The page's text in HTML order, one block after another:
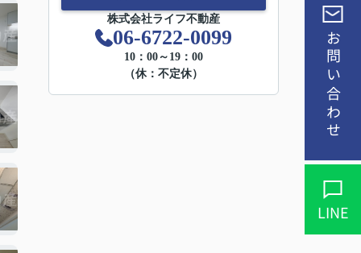
お問い合わせ
LINE
株式会社ライフ不動産
06-6722-0099
10：00～19：00
（休：不定休）